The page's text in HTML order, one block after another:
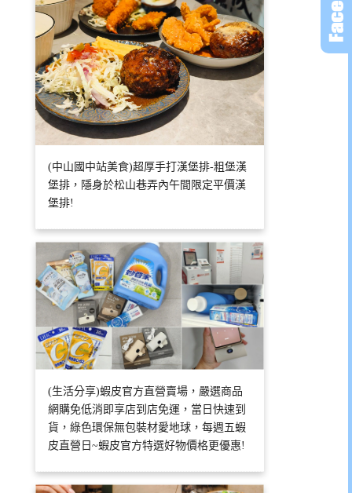
(中山國中站美食)超厚手打漢堡排-粗堡漢
堡排，隱身於松山巷弄內午間限定平價漢
堡排!
(生活分享)蝦皮官方直營賣場，嚴選商品
網購免低消即享店到店免運，當日快速到
貨，綠色環保無包裝材愛地球，每週五蝦
皮直營日~蝦皮官方特選好物價格更優惠!